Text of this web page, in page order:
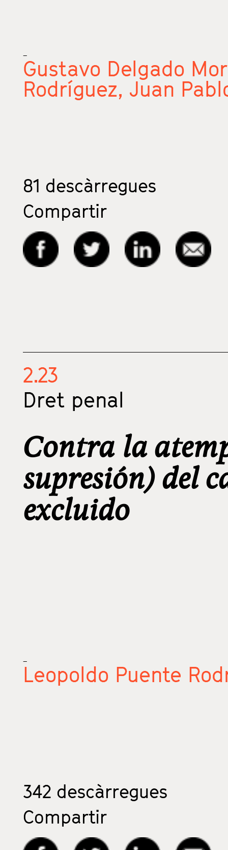
_
Gustavo Delgado
Rodríguez, Juan
81 descàrregues
Compartir
2.23
Dret penal
Contra la
supresión) del
excluido
_
Leopoldo Puente
342 descàrregues
Compartir